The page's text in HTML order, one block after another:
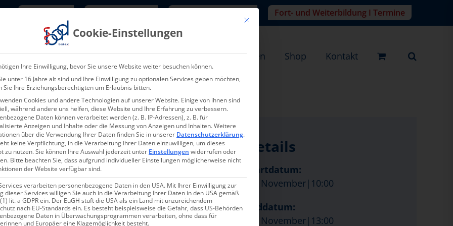
Fort- und Weiterbildung I Termine
Über uns Aktuelles & Presse Leistungen Shop Kontakt
Details
Startdatum:
24. November|10:00
Enddatum:
24. November|13:00
Mit diesem Button wird der Dialog geschlossen. Seine Funktionalität ist
Cookie-Einstellungen
Ihre Einwilligung, bevor Sie unsere Website weiter besuchen können.
unter 16 Jahre alt sind und Ihre Einwilligung zu optionalen Services geben möchten,
Sie Ihre Erziehungsberechtigten um Erlaubnis bitten.
Cookies und andere Technologien auf unserer Website. Einige von ihnen sind
während andere uns helfen, diese Website und Ihre Erfahrung zu verbessern.
Daten können verarbeitet werden (z. B. IP-Adressen), z. B. für
Anzeigen und Inhalte oder die Messung von Anzeigen und Inhalten.Weitere
über die Verwendung Ihrer Daten finden Sie in unserer Datenschutzerklärung.
keine Verpflichtung, in die Verarbeitung Ihrer Daten einzuwilligen, um dieses
zu nutzen.Sie können Ihre Auswahl jederzeit unter Einstellungen widerrufen oder
Bitte beachten Sie, dass aufgrund individueller Einstellungen möglicherweise nicht
der Website verfügbar sind.
verarbeiten personenbezogene Daten in den USA. Mit Ihrer Einwilligung zur
dieser Services willigen Sie auch in die Verarbeitung Ihrer Daten in den USA gemäß
lit. a GDPR ein. Der EuGH stuft die USA als ein Land mit unzureichendem
nach EU-Standards ein. Es besteht beispielsweise die Gefahr, dass US-Behörden
Daten in Überwachungsprogrammen verarbeiten, ohne dass für
und Europäer eine Klagemöglichkeit besteht.